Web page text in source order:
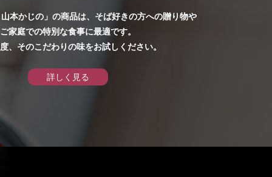
本かじの」の商品は、そば好きの方への贈り物や
ご家庭での特別な食事に最適です。
、そのこだわりの味をお試しください。
詳しく見る